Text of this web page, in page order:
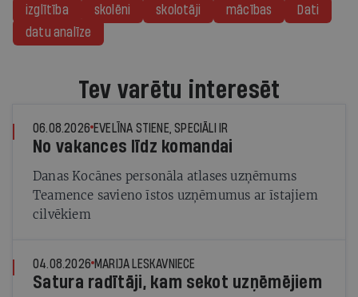
izglītība skolēni skolotāji mācības
Dati
datu analīze
Tev varētu interesēt
06.08.2026 EVELĪNA STIENE, SPECIĀLI IR
No vakances līdz komandai
Danas Kocānes personāla atlases uzņēmums
Teamence savieno īstos uzņēmumus ar īstajiem
cilvēkiem
04.08.2026 MARIJA LESKAVNIECE
Satura radītāji, kam sekot uzņēmējiem